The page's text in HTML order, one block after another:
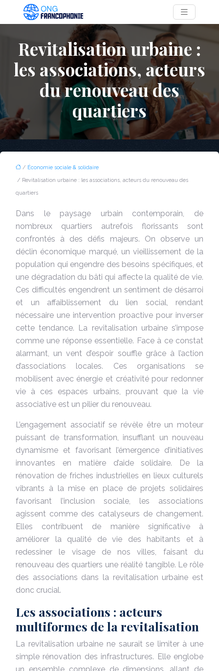
Revitalisation urbaine :
les associations, acteurs
du renouveau des
quartiers
/ Économie sociale & solidaire
/ Revitalisation urbaine : les associations, acteurs du renouveau des
quartiers
Dans le paysage urbain contemporain, de
nombreux quartiers autrefois florissants sont
confrontés à des défis majeurs. On observe un
déclin économique marqué, un vieillissement de la
population qui engendre des besoins spécifiques, et
une dégradation du bâti qui affecte la qualité de vie.
Ces difficultés engendrent un sentiment de désarroi
et un affaiblissement du lien social, rendant
nécessaire une intervention proactive pour inverser
cette tendance. La revitalisation urbaine s’impose
comme une réponse essentielle. Face à ce constat
alarmant, un vent d’espoir souffle grâce à l’action
d’associations locales. Ces organisations se
mobilisent avec énergie et créativité pour redonner
vie à ces espaces urbains, prouvant que la vie
associative est un pilier du renouveau.
L’engagement associatif se révèle être un moteur
puissant de transformation, insufflant un nouveau
dynamisme et favorisant l’émergence d’initiatives
innovantes en matière d’aide solidaire. De la
rénovation de friches industrielles en lieux culturels
vibrants à la mise en place de projets solidaires
favorisant l’inclusion sociale, les associations
agissent comme des catalyseurs de changement.
Elles contribuent de manière significative à
améliorer la qualité de vie des habitants et à
redessiner le visage de nos villes, faisant du
renouveau des quartiers une réalité tangible. Le rôle
des associations dans la revitalisation urbaine est
donc crucial.
Les associations : acteurs
multiformes de la revitalisation
La revitalisation urbaine ne saurait se limiter à une
simple rénovation des infrastructures. Elle englobe